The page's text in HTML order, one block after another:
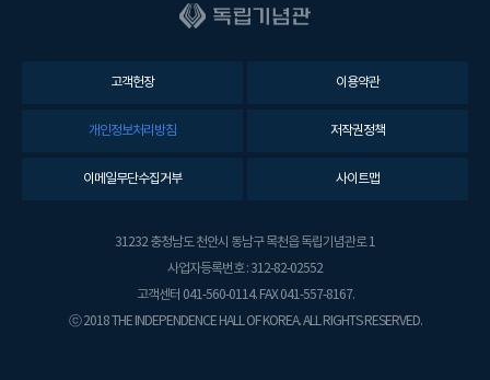
고객헌장 이용약관
개인정보처리방침 저작권정책
이메일무단수집거부 사이트맵
31232 충청남도 천안시 동남구 목천읍 독립기념관로 1
사업자등록번호 : 312-82-02552
고객센터 041-560-0114. FAX 041-557-8167.
ⓒ 2018 THE INDEPENDENCE HALL OF KOREA. ALL RIGHTS RESERVED.